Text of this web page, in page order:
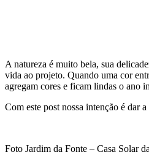
A natureza é muito bela, sua
vida ao projeto. Quando uma cor
agregam cores e ficam lindas o ano
Com este post nossa intenção é dar
Foto Jardim da Fonte – Casa Solar